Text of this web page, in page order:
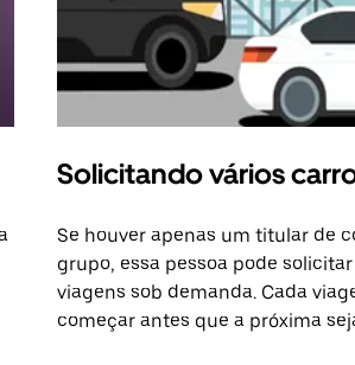
Solicitando vários
Se houver apenas um titular de
grupo, essa pessoa pode
viagens sob demanda. Cada
começar antes que a próxima